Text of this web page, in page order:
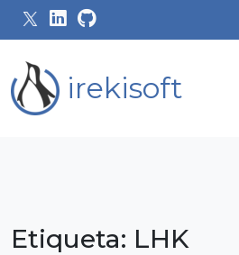
irekisoft
Etiqueta: LHK